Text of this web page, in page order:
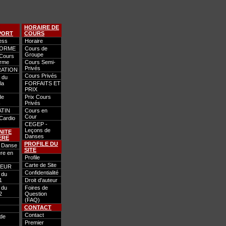
du
en
du
du
HORAIRE DE
COURS
Horaire
Cours de
Groupe
Cours Semi-
Privés
Cours Privés
FORFAITS ET
PRIX
Prix Cours
Privés
Cours en
Cour
CEGEP -
Leçons de
Danses
PROFILE DU
SITE
Profile
Carte de Site
Confidentialité
Droit d'auteur
Foires de
Question
(FAQ)
CONTACT
Contact
Premier